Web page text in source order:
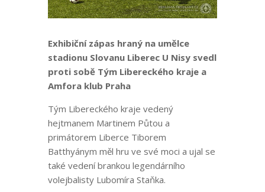
Exhibiční zápas hraný na umělce
stadionu Slovanu Liberec U Nisy svedl
proti sobě Tým Libereckého kraje a
Amfora klub Praha
Tým Libereckého kraje vedený
hejtmanem Martinem Půtou a
primátorem Liberce Tiborem
Batthyánym měl hru ve své moci a ujal se
také vedení brankou legendárního
volejbalisty Lubomíra Staňka.